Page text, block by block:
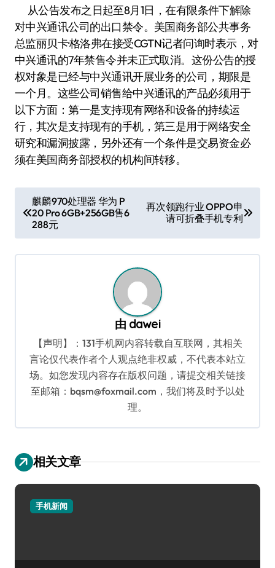
从公告发布之日起至8月1日，在有限条件下解除
对中兴通讯公司的出口禁令。美国商务部公共事务
总监丽贝卡·格洛弗在接受CGTN记者问询时表示，对
中兴通讯的7年禁售令并未正式取消。这份公告的授
权对象是已经与中兴通讯开展业务的公司，期限是
一个月。这些公司销售给中兴通讯的产品必须用于
以下方面：第一是支持现有网络和设备的持续运
行，其次是支持现有的手机，第三是用于网络安全
研究和漏洞披露，另外还有一个条件是交易资金必
须在美国商务部授权的机构间转移。
章
导
航
麒麟970处理器 华为 P
20 Pro 6GB+256GB售6
288元
再次领跑行业 OPPO申
请可折叠手机专利
由 dawei
【声明】：131手机网内容转载自互联网，其相关
言论仅代表作者个人观点绝非权威，不代表本站立
场。如您发现内容存在版权问题，请提交相关链接
至邮箱：bqsm@foxmail.com，我们将及时予以处
理。
相关文章
手机新闻